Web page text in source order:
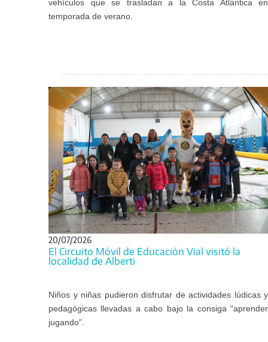
vehículos que se trasladan a la Costa Atlántica en
temporada de verano.
20/07/2026
El Circuito Móvil de Educación Vial visitó la
localidad de Alberti
Niños y niñas pudieron disfrutar de actividades lúdicas y
pedagógicas llevadas a cabo bajo la consiga “aprender
jugando”.